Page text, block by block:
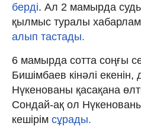
берді. Ал 2 мамырда
қылмыс туралы
алып тастады.
6 мамырда сотта соңғы
Бишімбаев кінәлі
Нүкенованы қасақана
Сондай-ақ ол
кешірім сұрады.